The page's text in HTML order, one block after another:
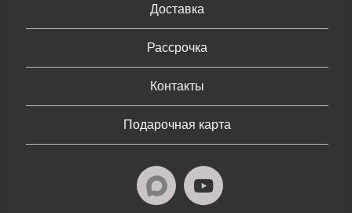
Доставка
Рассрочка
Контакты
Подарочная карта